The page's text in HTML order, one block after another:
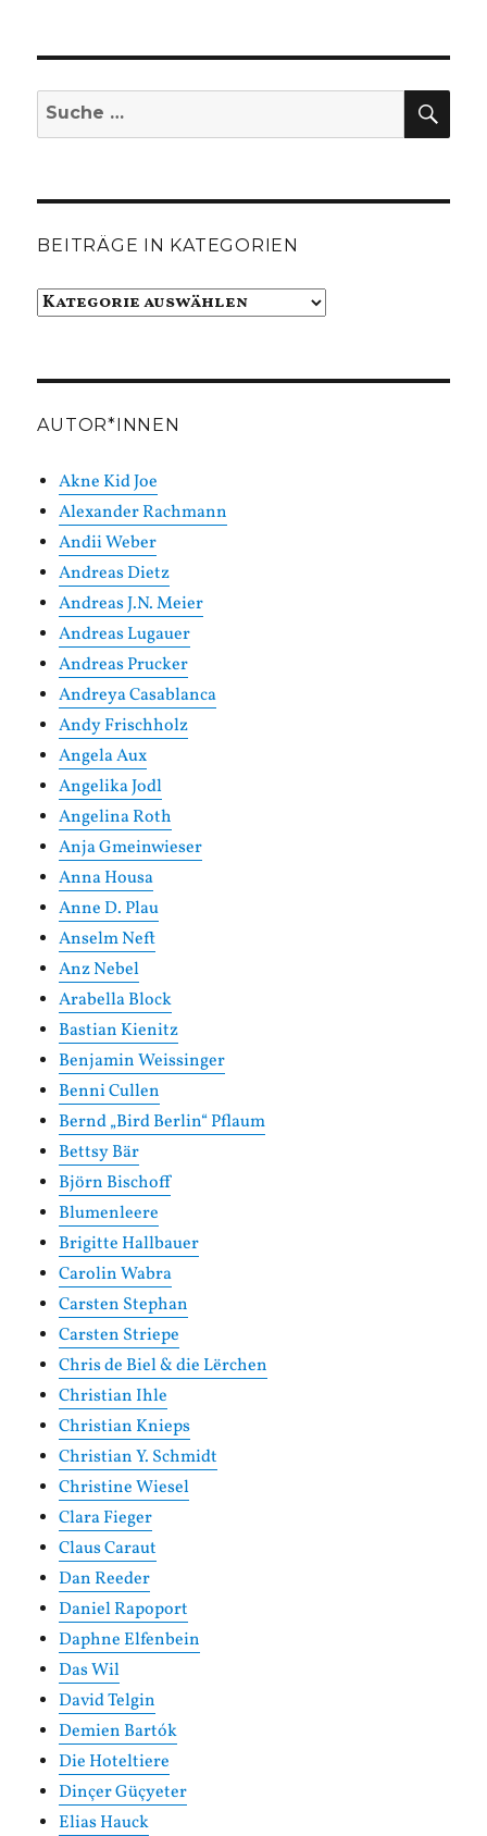
Suche
nach:
BEITRÄGE IN KATEGORIEN
Beiträge
AUTOR*INNEN
Akne Kid Joe
Alexander Rachmann
Andii Weber
Andreas Dietz
Andreas J.N. Meier
Andreas Lugauer
Andreas Prucker
Andreya Casablanca
Andy Frischholz
Angela Aux
Angelika Jodl
Angelina Roth
Anja Gmeinwieser
Anna Housa
Anne D. Plau
Anselm Neft
Anz Nebel
Arabella Block
Bastian Kienitz
Benjamin Weissinger
Benni Cullen
Bernd „Bird Berlin“ Pflaum
Bettsy Bär
Björn Bischoff
Blumenleere
Brigitte Hallbauer
Carolin Wabra
Carsten Stephan
Carsten Striepe
Chris de Biel & die Lërchen
Christian Ihle
Christian Knieps
Christian Y. Schmidt
Christine Wiesel
Clara Fieger
Claus Caraut
Dan Reeder
Daniel Rapoport
Daphne Elfenbein
Das Wil
David Telgin
Demien Bartók
Die Hoteltiere
Dinçer Güçyeter
Elias Hauck